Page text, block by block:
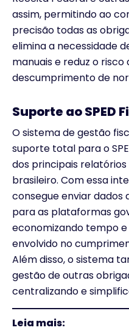
assim, permitindo ao
precisão todas as
elimina a necessidade
manuais e reduz o
descumprimento de
Suporte ao SPED
O sistema de gestão
suporte total para o
dos principais
brasileiro. Com essa
consegue enviar
para as plataformas
economizando tempo
envolvido no
Além disso, o sistema
gestão de outras
centralizando e
Leia mais: